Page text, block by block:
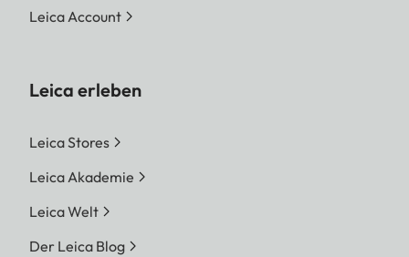
Leica Account
Leica erleben
Leica Stores
Leica Akademie
Leica Welt
Der Leica Blog